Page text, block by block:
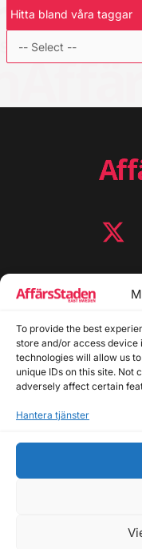
To provide the best
store and/or access device
technologies will allow us
unique IDs on this site. Not
adversely affect certain
Hantera tjänster
Hitta bland våra taggar
Allmänna
© 2026